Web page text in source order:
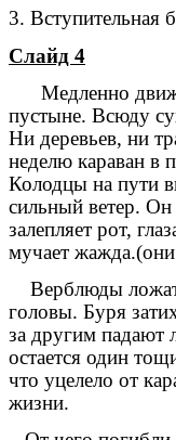
3. Вступительная
Слайд 4
Медленно
пустыне. Всюду
Ни деревьев, ни
неделю караван в
Колодцы на пути
сильный ветер. Он
залепляет рот,
мучает
Верблюды
головы. Буря
за другим
остается один
что уцелело от
жизни.